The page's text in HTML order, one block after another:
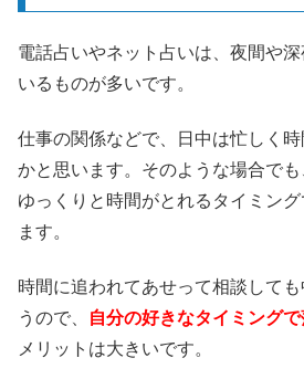
電話占いやネット占いは、夜間や
いるものが多いです。
仕事の関係などで、日中は忙しく
かと思います。そのような場合でも
ゆっくりと時間がとれるタイミン
ます。
時間に追われてあせって相談して
うので、
自分の好きなタイミング
メリットは大きいです。